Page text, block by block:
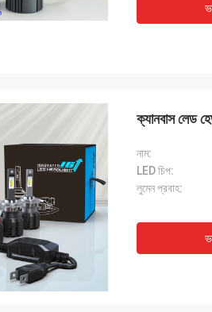
ক্যানবাস লেড
নাম:
LED চিপ:
লুমেন প্রবাহ: